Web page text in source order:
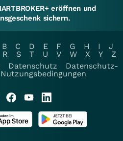
eröffnen und
sichern.
B C D E F G H I
J
R S T U V W X Y
Z
Datenschutz
Datenschutz-
Nutzungsbedingungen